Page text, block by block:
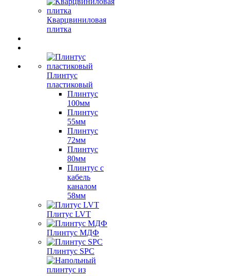
Кварцвиниловая
плитка
Плинтус
пластиковый
Плинтус
100мм
Плинтус
55мм
Плинтус
72мм
Плинтус
80мм
Плинтус с
кабель
каналом
58мм
Плитус LVT
Плинтус МДФ
Плинтус SPC